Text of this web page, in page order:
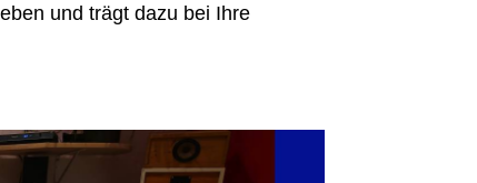
und trägt dazu bei Ihre